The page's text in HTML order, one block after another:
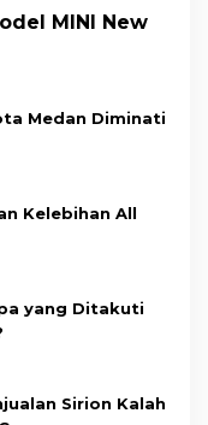
MINI New
Medan Diminati
Kelebihan All
yang Ditakuti
Sirion Kalah